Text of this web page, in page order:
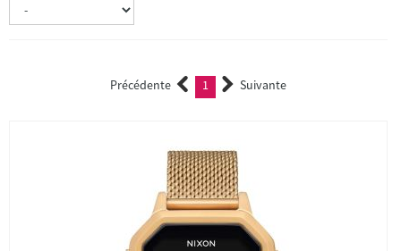
Précédente 1 (current)Suivante